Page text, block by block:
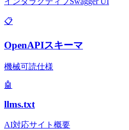
📋
OpenAPIスキーマ
機械可読仕様
🤖
llms.txt
AI対応サイト概要